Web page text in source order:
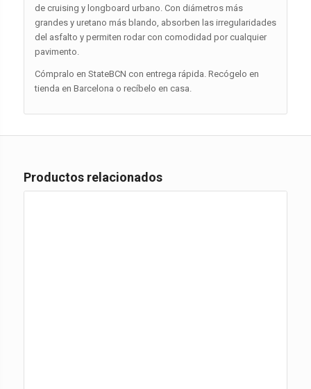
de cruising y longboard urbano. Con diámetros más
grandes y uretano más blando, absorben las irregularidades
del asfalto y permiten rodar con comodidad por cualquier
pavimento.
Cómpralo en StateBCN con entrega rápida. Recógelo en
tienda en Barcelona o recíbelo en casa.
Productos relacionados